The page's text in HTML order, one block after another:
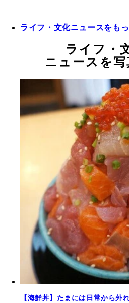
ライフ・文化ニュースをも
ライフ・
ニュースを
【海鮮丼】たまには日常から外